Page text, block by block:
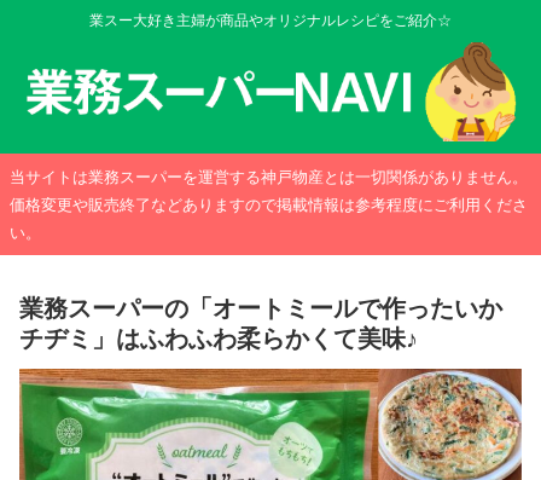
業スー大好き主婦が商品やオリジナルレシピをご紹介☆
当サイトは業務スーパーを運営する神戸物産とは一切関係がありません。
価格変更や販売終了などありますので掲載情報は参考程度にご利用くださ
い。
業務スーパーの「オートミールで作ったいか
チヂミ」はふわふわ柔らかくて美味♪